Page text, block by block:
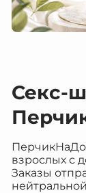
Секс-
взрослых с
Заказы